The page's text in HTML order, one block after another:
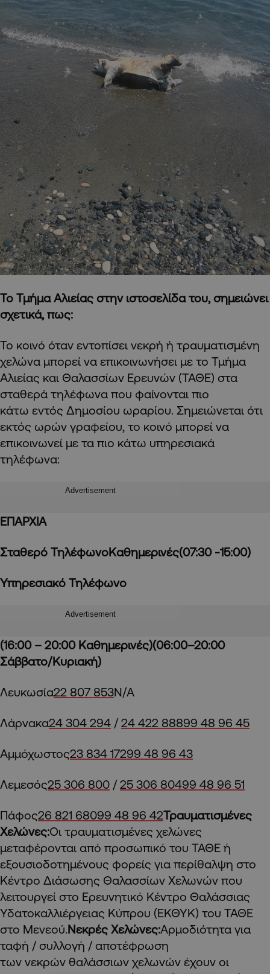
Το Τμήμα Αλιείας στην ιστοσελίδα του, σημειώνει
σχετικά, πως:
Το κοινό όταν εντοπίσει νεκρή ή τραυματισμένη
χελώνα μπορεί να επικοινωνήσει με το Τμήμα
Αλιείας και Θαλασσίων Ερευνών (ΤΑΘΕ) στα
σταθερά τηλέφωνα που φαίνονται πιο
κάτω εντός Δημοσίου ωραρίου. Σημειώνεται ότι
εκτός ωρών γραφείου, το κοινό μπορεί να
επικοινωνεί με τα πιο κάτω υπηρεσιακά
τηλέφωνα:
Advertisement
ΕΠΑΡΧΙΑ
Σταθερό ΤηλέφωνοΚαθημερινές(07:30 -15:00)
Υπηρεσιακό Τηλέφωνο
Advertisement
(16:00 – 20:00 Καθημερινές)(06:00–20:00
Σάββατο/Κυριακή)
Λευκωσία22 807 853Ν/Α
Λάρνακα24 304 294 /24 422 88899 48 96 45
Αμμόχωστος23 834 17299 48 96 43
Λεμεσός25 306 800 /25 306 80499 48 96 51
Πάφος26 821 68099 48 96 42Τραυματισμένες
Χελώνες:Οι τραυματισμένες χελώνες
μεταφέρονται από προσωπικό του ΤΑΘΕ ή
εξουσιοδοτημένους φορείς για περίθαλψη στο
Κέντρο Διάσωσης Θαλασσίων Χελωνών που
λειτουργεί στο Ερευνητικό Κέντρο Θαλάσσιας
Υδατοκαλλιέργειας Κύπρου (ΕΚΘΥΚ) του ΤΑΘΕ
στο Μενεού.Νεκρές Χελώνες:Αρμοδιότητα για
ταφή / συλλογή / αποτέφρωση
των νεκρών θαλάσσιων χελωνών έχουν οι